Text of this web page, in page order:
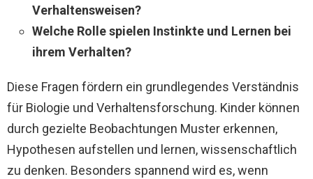
Verhaltensweisen?
Welche Rolle spielen Instinkte und Lernen bei
ihrem Verhalten?
Diese Fragen fördern ein grundlegendes Verständnis
für Biologie und Verhaltensforschung. Kinder können
durch gezielte Beobachtungen Muster erkennen,
Hypothesen aufstellen und lernen, wissenschaftlich
zu denken. Besonders spannend wird es, wenn